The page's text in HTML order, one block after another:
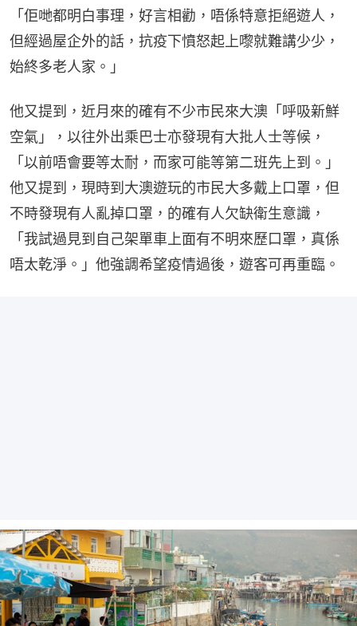
「佢哋都明白事理，好言相勸，唔係特意拒絕遊人，
但經過屋企外的話，抗疫下憤怒起上嚟就難講少少，
始終多老人家。」
他又提到，近月來的確有不少市民來大澳「呼吸新鮮
空氣」，以往外出乘巴士亦發現有大批人士等候，
「以前唔會要等太耐，而家可能等第二班先上到。」
他又提到，現時到大澳遊玩的市民大多戴上口罩，但
不時發現有人亂掉口罩，的確有人欠缺衛生意識，
「我試過見到自己架單車上面有不明來歷口罩，真係
唔太乾淨。」他強調希望疫情過後，遊客可再重臨。